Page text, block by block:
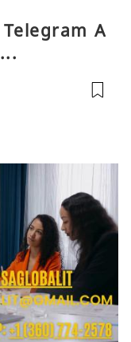
A